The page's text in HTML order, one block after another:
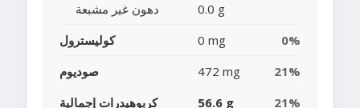
دهون غير مشبعة
0.0 g
كوليسترول
0 mg
0%
صوديوم
472 mg
21%
كربوهيدرات إجمالية
56.6 g 21%